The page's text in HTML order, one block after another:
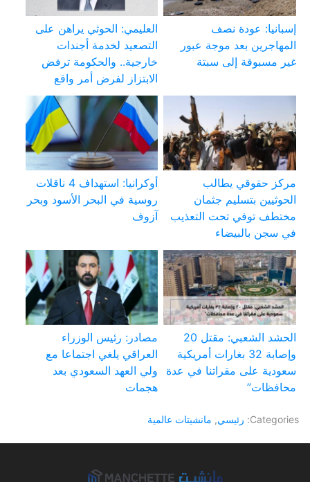
إسبانيا: عودة نصف
المهاجرين بعد موجة عبور
غير مسبوقة إلى سبتة
العليمي: الحوثي يراهن على
التصعيد لخدمة أجندات
خارجية.. والحكومة ترفض
الابتزاز لفرض أمر واقع
مركز حقوقي يطالب
الحوثيين بتسليم جثمان
مختطف توفي تحت التعذيب
في سجن بالبيضاء
أوكرانيا: استهداف 4 ناقلات
روسية في البحر الأسود وبحر
آزوف
الحشد الشعبي: مقتل 20
وإصابة 32 بغارات أمريكية
سعودية على مقراتنا في عدة
محافظات”
مصادر: رئيس الوزراء
العراقي يلغي اجتماعا مع
ولي العهد السعودي بعد
هجمات
Categories: رئيسي, مانشيتات عالمية